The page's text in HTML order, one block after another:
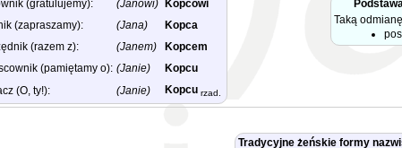
(gratulujemy):
(Janowi)
Kopcowi
(zapraszamy):
(Jana)
Kopca
(razem z):
(Janem)
Kopcem
(pamiętamy o): (Janie)
Kopcu
(O, ty!):
(Janie) Kopcu rzad.
Taką
Tradycyjne żeńskie formy